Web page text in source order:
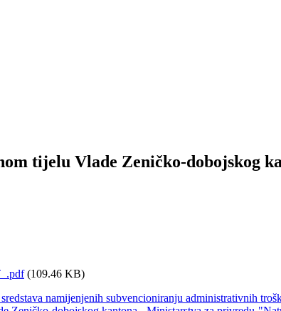
tijelu Vlade Zeničko-dobojskog
(109.46 KB)
namijenjenih subvencioniranju administrativnih